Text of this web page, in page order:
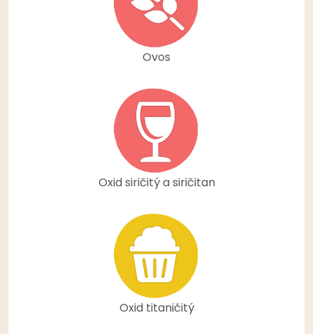
Ovos
Oxid siričitý a siričitan
Oxid titaničitý